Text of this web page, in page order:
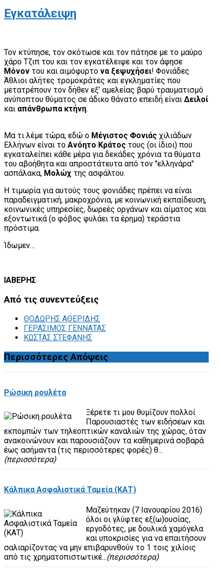
Εγκατάλειψη
Τον κτύπησε, τον σκότωσε και τον πάτησε με το μαύρο
χάρο Τζιπ του και τον εγκατέλειψε και τον άφησε
Μόνον του και αιμόφυρτο να ξεψυχήσει! Φονιάδες
Άθλιοι αλήτες τρομοκράτες και εγκληματίες που
μετατρέπουν τον δήθεν εξ’ αμελείας βαρύ τραυματισμό
ανύποπτου θύματος σε άδικο θάνατο επειδή είναι Δειλοί
και απάνθρωπα κτήνη.
Μα τι λέμε τώρα, εδώ ο Μέγιστος Φονιάς χιλιάδων
Ελλήνων είναι το Ανόητο Κράτος τους (οι ίδιοι) που
εγκαταλείπει κάθε μέρα για δεκάδες χρόνια τα θύματα
του αβοήθητα και απροστάτευτα από τον ''ελληνάρα''
ασπάλακα, Μολώχ της ασφάλτου.
Η τιμωρία για αυτούς τους φονιάδες πρέπει να είναι
παραδειγματική, μακροχρόνια, με κοινωνική εκπαίδευση,
κοινωνικές υπηρεσίες, δωρεές οργάνων και αίματος και
εξοντωτικά (ο φόβος φυλάει τα έρημα) τεράστια
πρόστιμα.
Ίδωμεν…
ΙΑΒΕΡΗΣ
Από τις συνεντεύξεις
ΘΟΔΩΡΗΣ ΑΘΕΡΙΔΗΣ
ΓΕΡΑΣΙΜΟΣ ΓΕΝΝΑΤΑΣ
ΚΩΣΤΑΣ ΣΤΕΦΑΝΗΣ
ΠερισσότερεςΑπόψεις
Ρώσικη ρουλέτα
Ξέρετε τι μου θυμίζουν πολλοί
Παρουσιαστές των ειδήσεων και
εκπομπών των τηλεοπτικών καναλιών της χώρας, όταν
ανακοινώνουν και παρουσιάζουν τα καθημερινά σοβαρά
έως ασήμαντα (τις περισσότερες φορές) θ...
(περισσότερα)
Κάλπικα Ασφαλιστικά Ταμεία (ΚΑΤ)
Μαζεύτηκαν (7 Ιανουαρίου 2016)
όλοι οι γλύφτες εξ(ω)ουσίας,
εργοδότες, με δουλικά χαμόγελα
και υποκρισίες για να επαιτήσουν
σαλιαρίζοντας να μην επιβαρυνθούν το 1 τοις χιλίοις
από τις χρηματοπιστωτικέ...(περισσότερα)